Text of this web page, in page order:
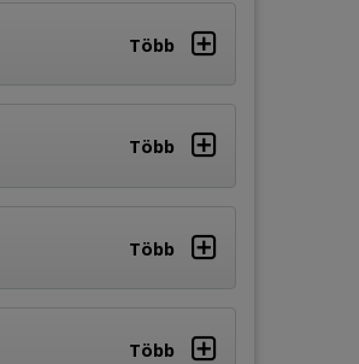
Több
Több
Több
Több